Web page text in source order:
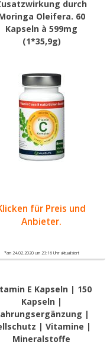
durch
Oleifera. 60
Kapseln à 599mg
(1*35,9g)
für Preis und
Anbieter.
*am 24.02.2020 um 23:16 Uhr aktualisiert
E Kapseln | 150
Kapseln |
|
| Vitamine |
Mineralstoffe